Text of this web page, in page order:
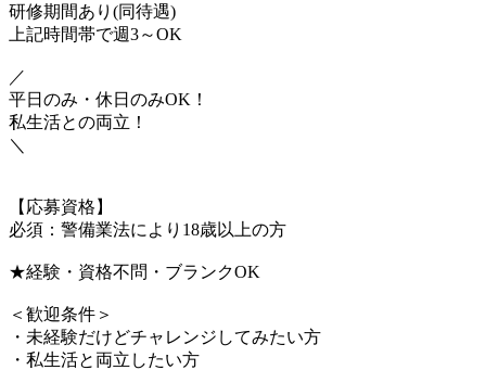
研修期間あり(同待遇)
上記時間帯で週3～OK
／
平日のみ・休日のみOK！
私生活との両立！
＼
【応募資格】
必須：警備業法により18歳以上の方
★経験・資格不問・ブランクOK
＜歓迎条件＞
・未経験だけどチャレンジしてみたい方
・私生活と両立したい方